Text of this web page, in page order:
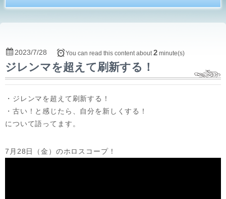
ジレンマを超えて刷新する！
2023/7/28 You can read this content about2 minute(s)
・ジレンマを超えて刷新する！
・古い！と感じたら、自分を新しくする！
について語ってます。
7月28日（金）のホロスコープ！